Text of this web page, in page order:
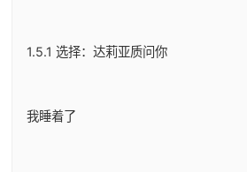
1.5.1 选择：达莉亚质问你
我睡着了